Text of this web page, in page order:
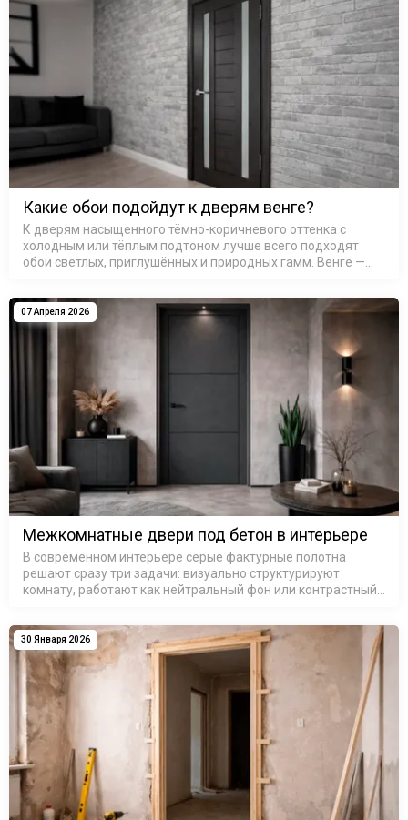
Какие обои подойдут к дверям венге?
К дверям насыщенного тёмно-коричневого оттенка с
холодным или тёплым подтоном лучше всего подходят
обои светлых, приглушённых и природных гамм. Венге —
чёрного с шоколадны…
07 Апреля 2026
Межкомнатные двери под бетон в интерьере
В современном интерьере серые фактурные полотна
решают сразу три задачи: визуально структурируют
комнату, работают как нейтральный фон или контрастный
которой не хва…
30 Января 2026